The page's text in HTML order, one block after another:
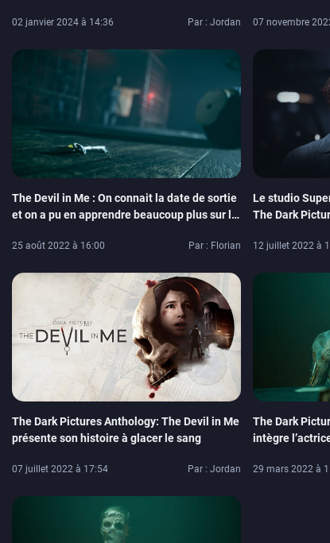
02 janvier 2024 à 14:36 Par : Jordan 07 novembre
The Devil in Me : On connait la date de sortie
et on a pu en apprendre beaucoup plus sur le
25 août 2022 à 16:00 Par : Florian
Le studio
The Dark
12 juillet 2022 à
The Dark Pictures Anthology: The Devil in Me
présente son histoire à glacer le sang
07 juillet 2022 à 17:54 Par : Jordan
The Dark
intègre
29 mars 2022 à